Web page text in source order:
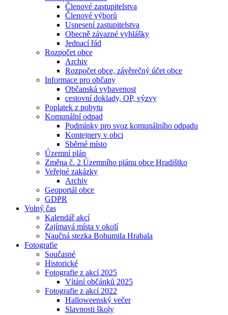
Členové zastupitelstva
Členové výborů
Usnesení zastupitelstva
Obecně závazné vyhlášky
Jednací řád
Rozpočet obce
Archiv
Rozpočet obce, závěrečný účet obce
Informace pro občany
Občanská vybavenost
cestovní doklady, OP, výzvy
Poplatek z pobytu
Komunální odpad
Podmínky pro svoz komunálního odpadu
Kontejnery v obci
Sběrné místo
Územní plán
Změna č. 2 Územního plánu obce Hradištko
Veřejné zakázky
Archiv
Geoportál obce
GDPR
Volný čas
Kalendář akcí
Zajímavá místa v okolí
Naučná stezka Bohumila Hrabala
Fotografie
Současné
Historické
Fotografie z akcí 2025
Vítání občánků 2025
Fotografie z akcí 2022
Halloweenský večer
Slavnosti školy